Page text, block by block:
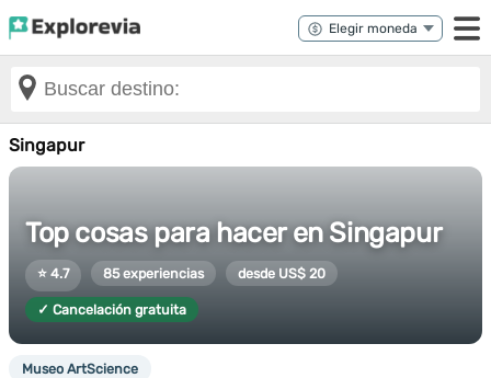
Singapur
Top cosas para hacer en Singapur
⭐ 4.7 85 experiencias desde US$ 20
✓ Cancelación gratuita
Museo ArtScience